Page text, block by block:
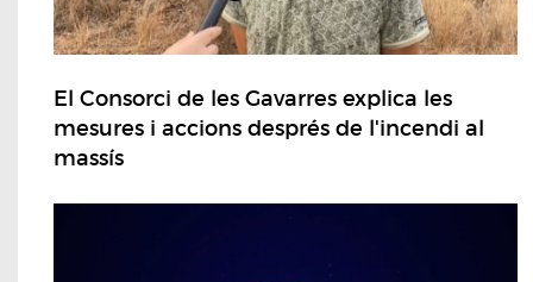
El Consorci de les Gavarres explica les
mesures i accions després de l'incendi al
massís